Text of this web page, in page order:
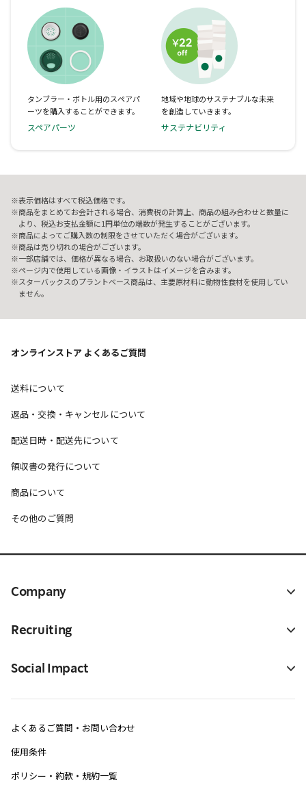
タンブラー・ボトル用のスペアパ
ーツを購入することができます。
スペアパーツ
地域や地球のサステナブルな未来
を創造していきます。
サステナビリティ
表示価格はすべて税込価格です。
商品をまとめてお会計される場合、消費税の計算上、商品の組み合わせと数量に
より、税込お支払金額に1円単位の端数が発生することがございます。
商品によってご購入数の制限をさせていただく場合がございます。
商品は売り切れの場合がございます。
一部店舗では、価格が異なる場合、お取扱いのない場合がございます。
ページ内で使用している画像・イラストはイメージを含みます。
スターバックスのプラントベース商品は、主要原材料に動物性食材を使用してい
ません。
オンラインストア よくあるご質問
送料について
返品・交換・キャンセルについて
配送日時・配送先について
領収書の発行について
商品について
その他のご質問
Company
Recruiting
Social Impact
よくあるご質問・お問い合わせ
使用条件
ポリシー・約款・規約一覧